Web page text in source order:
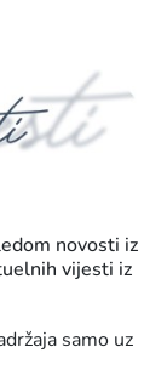
novosti iz
vijesti iz
samo uz